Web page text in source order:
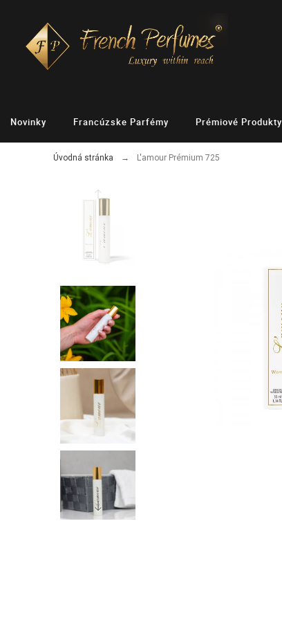
Novinky Francúzske Parfémy Prémiové Produkty
Úvodná stránka L'amour Prémium 725